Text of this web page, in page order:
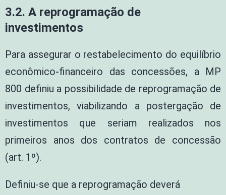
3.2. A reprogramação de
investimentos
Para assegurar o restabelecimento do equilíbrio
econômico-financeiro das concessões, a MP
800 definiu a possibilidade de reprogramação de
investimentos, viabilizando a postergação de
investimentos que seriam realizados nos
primeiros anos dos contratos de concessão
(art. 1º).
Definiu-se que a reprogramação deverá